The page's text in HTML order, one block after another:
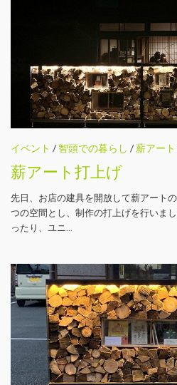
イベント /智頭での暮らし /薪アート
薪アート打上げ
先日、お店の建具を開放して薪アート
つの空間とし、制作の打上げを行いま
ったり、ユニ...